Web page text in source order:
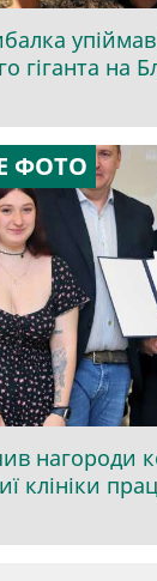
гіганта на
ФОТО
нагороди
клініки